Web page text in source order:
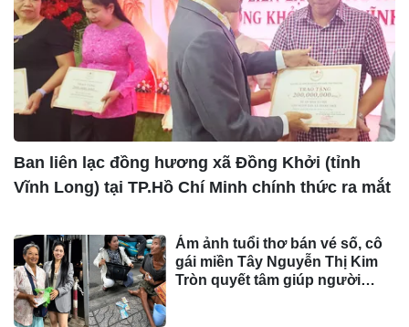
Ban liên lạc đồng hương xã Đồng Khởi (tỉnh
Vĩnh Long) tại TP.Hồ Chí Minh chính thức ra mắt
Ám ảnh tuổi thơ bán vé số, cô
gái miền Tây Nguyễn Thị Kim
Tròn quyết tâm giúp người